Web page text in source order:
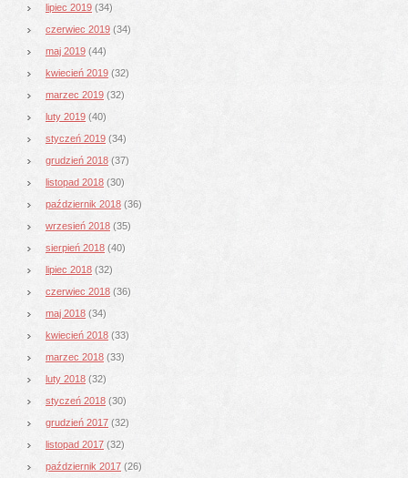
lipiec 2019 (34)
czerwiec 2019 (34)
maj 2019 (44)
kwiecień 2019 (32)
marzec 2019 (32)
luty 2019 (40)
styczeń 2019 (34)
grudzień 2018 (37)
listopad 2018 (30)
październik 2018 (36)
wrzesień 2018 (35)
sierpień 2018 (40)
lipiec 2018 (32)
czerwiec 2018 (36)
maj 2018 (34)
kwiecień 2018 (33)
marzec 2018 (33)
luty 2018 (32)
styczeń 2018 (30)
grudzień 2017 (32)
listopad 2017 (32)
październik 2017 (26)